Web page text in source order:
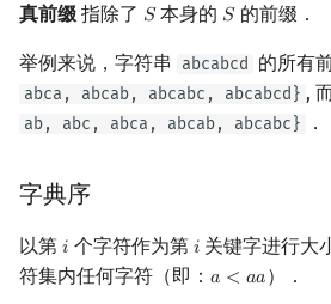
LGV 引理
最大团搜索算法
图上随机游走
真前缀 指除了 𝑆
S本身的 𝑆
S的前缀．
举例来说，字符串 abcabcd 的所有
abca, abcab, abcabc, abcabcd} ,
ab, abc, abca, abcab, abcabc}
．
字典序
以第 𝑖
i 个字符作为第 𝑖
i 关键字进行大
符集内任何字符（即： 𝑎 < 𝑎𝑎
a <a a ）．